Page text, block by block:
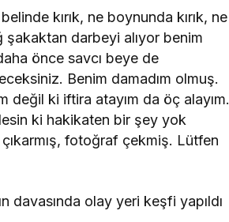
kırık, ne boynunda kırık, ne
şakaktan darbeyi alıyor benim
önce savcı beye de
Benim damadım olmuş.
değil ki iftira atayım da öç alayım.
ki hakikaten bir şey yok
fotoğraf çekmiş. Lütfen